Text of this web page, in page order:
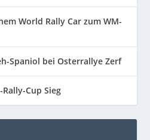
World Rally Car zum WM-
Spaniol bei Osterrallye Zerf
Cup Sieg